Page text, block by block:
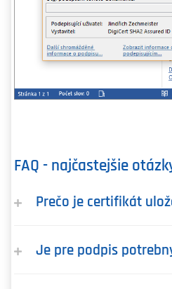
FAQ - najčastejšie
Prečo je certifikát
Je pre podpis